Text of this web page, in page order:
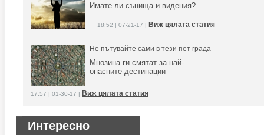
Имате ли сънища и видения?
18:52 | 07-21-17 | Виж цялата статия
Не пътувайте сами в тези пет града
Мнозина ги смятат за най-
опасните дестинации
17:57 | 01-30-17 | Виж цялата статия
Интересно